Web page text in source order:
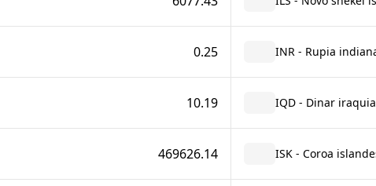
0.25 INR - Rupia
10.19 IQD - Dinar
469626.14 ISK - Coroa